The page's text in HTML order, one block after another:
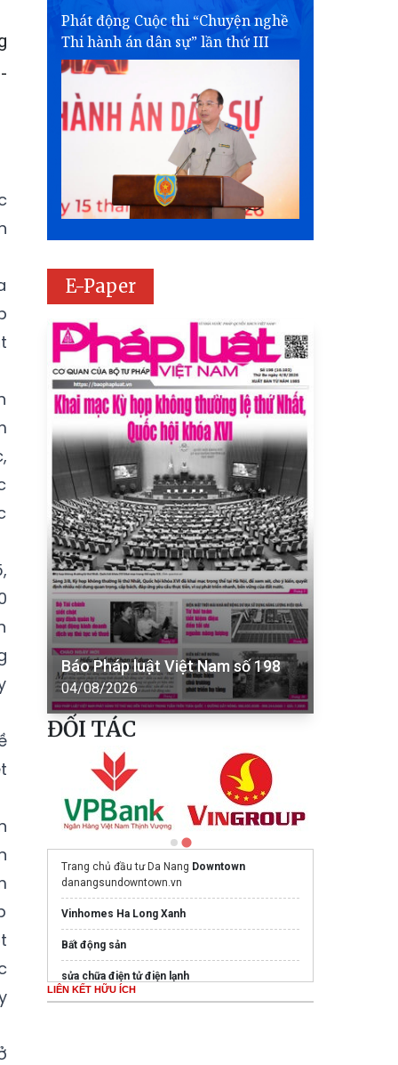
Phát động Cuộc thi “Chuyện nghề
Thi hành án dân sự” lần thứ III
E-Paper
Báo Pháp luật Việt Nam số 198
04/08/2026
ĐỐI TÁC
Trang chủ đầu tư Da Nang Downtown
danangsundowntown.vn
Vinhomes Ha Long Xanh
Bất động sản
sửa chữa điện tử điện lạnh
LIÊN KẾT HỮU ÍCH